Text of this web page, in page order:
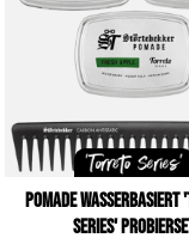
Pomade
Series'